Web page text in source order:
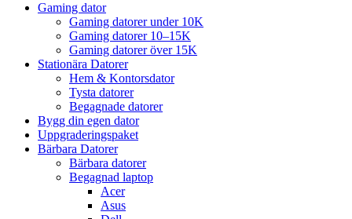
Gaming dator
Gaming datorer under 10K
Gaming datorer 10–15K
Gaming datorer över 15K
Stationära Datorer
Hem & Kontorsdator
Tysta datorer
Begagnade datorer
Bygg din egen dator
Uppgraderingspaket
Bärbara Datorer
Bärbara datorer
Begagnad laptop
Acer
Asus